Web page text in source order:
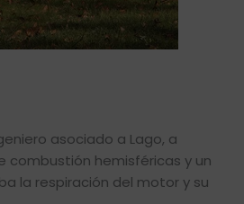
asociado a Lago, a
combustión hemisféricas y un
la respiración del motor y su